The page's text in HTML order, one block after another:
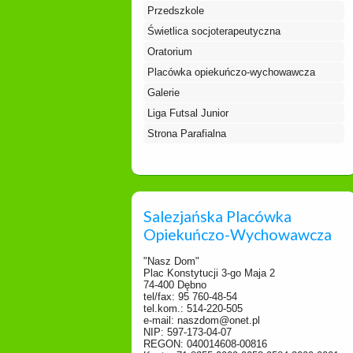
Przedszkole
Świetlica socjoterapeutyczna
Oratorium
Placówka opiekuńczo-wychowawcza
Galerie
Liga Futsal Junior
Strona Parafialna
Salezjańska Placówka
Opiekuńczo-Wychowawcza
"Nasz Dom"
Plac Konstytucji 3-go Maja 2
74-400 Dębno
tel/fax: 95 760-48-54
tel.kom.: 514-220-505
e-mail: naszdom@onet.pl
NIP: 597-173-04-07
REGON: 040014608-00816